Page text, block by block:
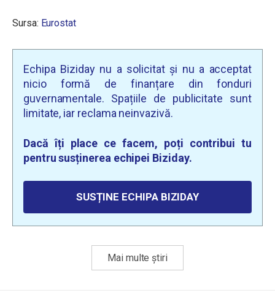
Sursa: Eurostat
Echipa Biziday nu a solicitat și nu a acceptat
nicio formă de finanțare din fonduri
guvernamentale. Spațiile de publicitate sunt
limitate, iar reclama neinvazivă.
Dacă îți place ce facem, poți contribui tu
pentru susținerea echipei Biziday.
SUSȚINE ECHIPA BIZIDAY
Mai multe știri